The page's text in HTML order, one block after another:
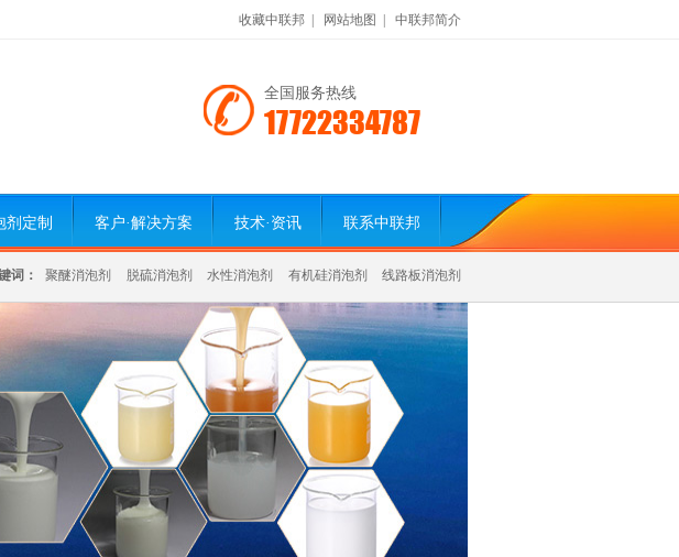
收藏中联邦 网站地图 中联邦简介
全国服务热线
17722334787
剂定制 客户·解决方案 技术·资讯 联系中联邦
词： 聚醚消泡剂 脱硫消泡剂 水性消泡剂 有机硅消泡剂 线路板消泡剂